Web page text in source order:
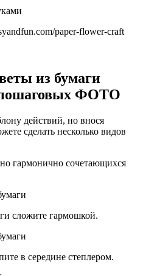
paper-flower-craft
из бумаги
ФОТО
действий, но внося
сделать несколько видов
гармонично сочетающихся
сложите гармошкой.
в середине степлером.